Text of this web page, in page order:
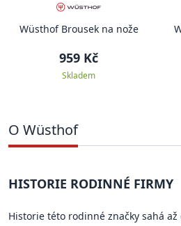
Wüsthof Brousek na nože
959 Kč
Skladem
O Wüsthof
HISTORIE RODINNÉ FIRMY
Historie této rodinné značky sahá až